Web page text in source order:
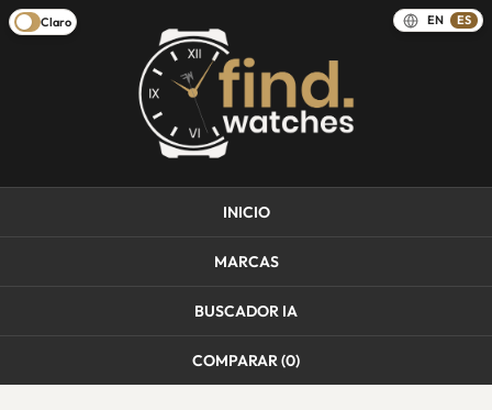
Claro EN ES
INICIO
MARCAS
BUSCADOR IA
COMPARAR (0)